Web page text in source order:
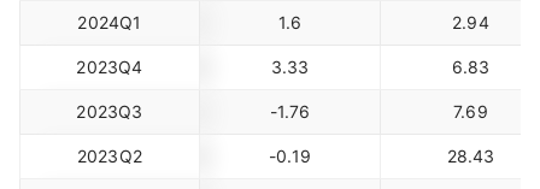
2024Q1 1.6 2.94
2023Q4 3.33 6.83
2023Q3 -1.76 7.69
2023Q2 -0.19 28.43